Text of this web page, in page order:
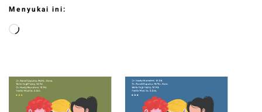
Menyukai ini: